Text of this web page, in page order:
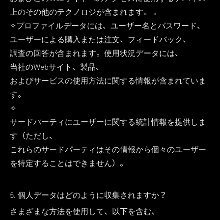
上のその他のテクノロジが含まれます。 。
✧プロファイルデータには、ユーザー名とパスワード、
ユーザーによる購入または注文、フィードバック、
調査の回答が含まれます。使用状況データには、
当社のWebサイト、製品、
およびサービスの使用方法に関する情報が含まれていま
す。
✧
サードパーティにユーザーに関する統計情報を提供しま
す（ただし、
これらのサードパーティはその情報から個々のユーザー
を特定することはできません）。
5. 個人データはどのように収集されますか？
さまざまな方法を使用して、以下を含む、